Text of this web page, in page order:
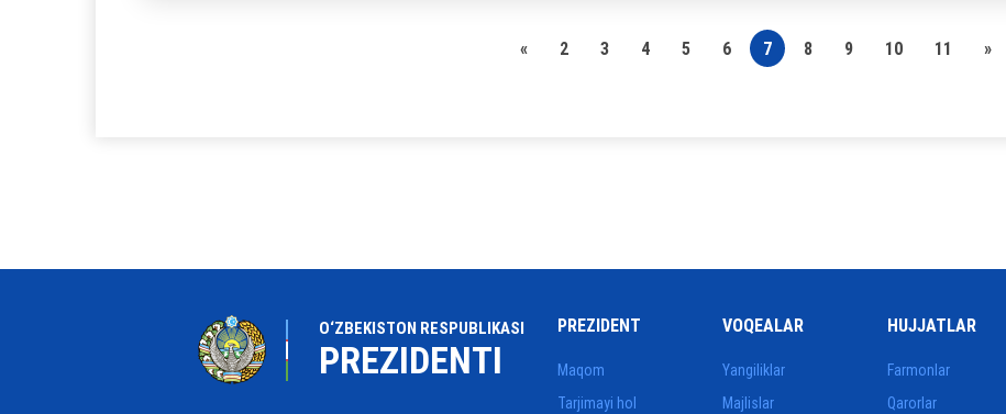
« 2 3 4 5 6 7 8 9 10 11 »
O‘ZBEKISTON RESPUBLIKASI
PREZIDENTI
PREZIDENT
Maqom
Tarjimayi hol
VOQEALAR
Yangiliklar
Majlislar
HUJJATLAR
Farmonlar
Qarorlar